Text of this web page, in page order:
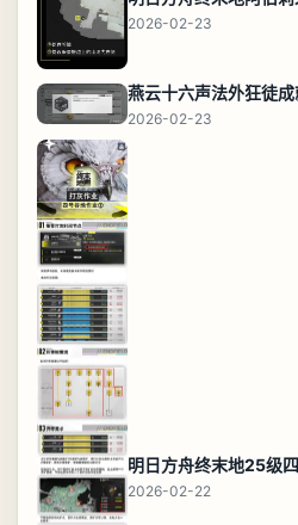
2026-02-23
燕云十六声法外狂徒
2026-02-23
2026-02-22